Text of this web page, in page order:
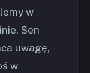
w
Sen
uwagę,
w